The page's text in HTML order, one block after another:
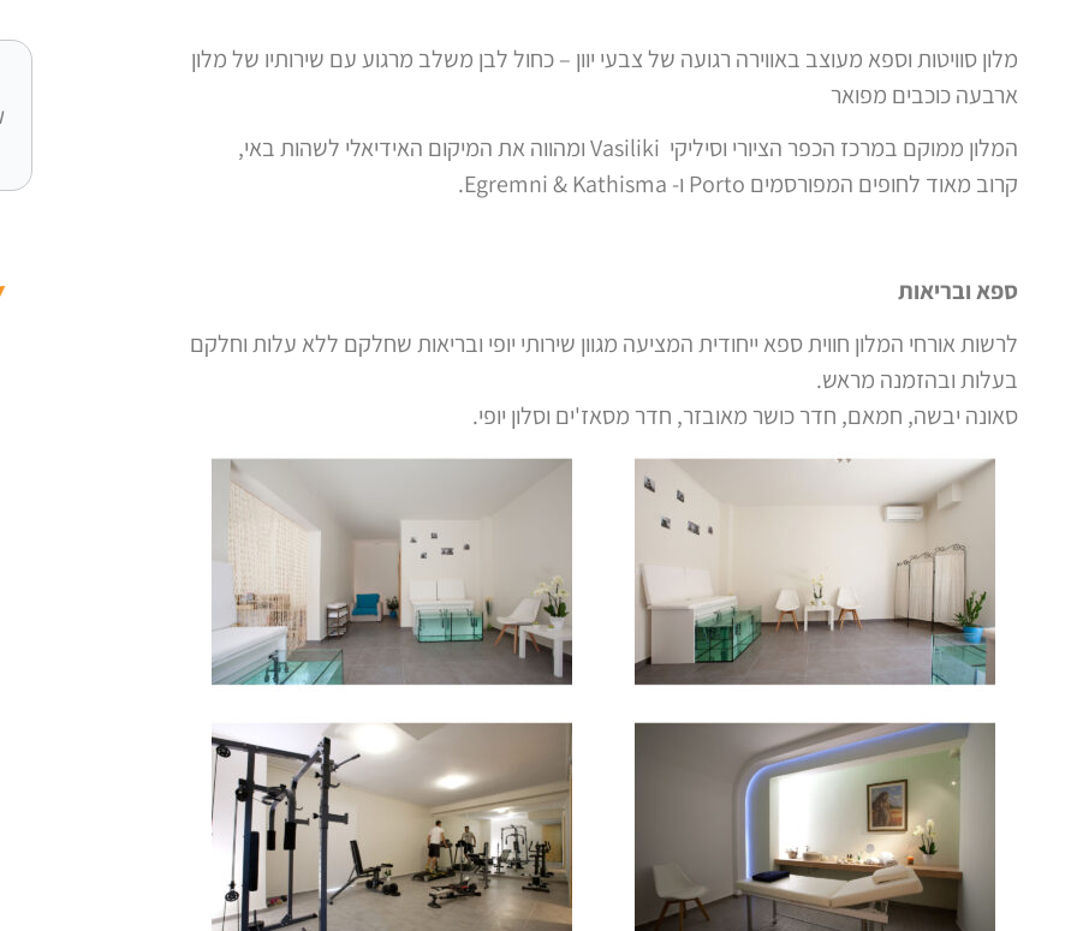
מלון סוויטות וספא מעוצב באווירה רגועה של צבעי יוון – כחול לבן משלב מרגוע עם שירותיו של מלון
ארבעה כוכבים מפואר
המלון ממוקם במרכז הכפר הציורי וסיליקי Vasiliki ומהווה את המיקום האידיאלי לשהות באי,
קרוב מאוד לחופים המפורסמים Porto ו- Egremni & Kathisma.
ספא ובריאות
לרשות אורחי המלון חווית ספא ייחודית המציעה מגוון שירותי יופי ובריאות שחלקם ללא עלות וחלקם
בעלות ובהזמנה מראש.
סאונה יבשה, חמאם, חדר כושר מאובזר, חדר מסאז'ים וסלון יופי.